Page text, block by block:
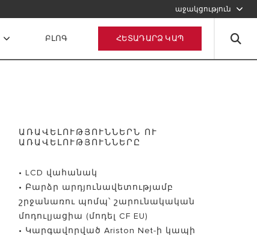
աջակցություն
ՈՒՂԱՐԿԵՔ ՄԵԶ ԷԼ. ՆԱՄԱԿ ՈՒՂԱՐԿԵՔ ՀԱՐՑՈՒՄ
ԲԼՈԳ ՀԵՏԱԴԱՐՁ ԿԱՊ
ԱՌԱՎԵԼՈՒԹՅՈՒՆՆԵՐՆ ՈՒ
ԱՌԱՎԵԼՈՒԹՅՈՒՆՆԵՐԸ
• LCD վահանակ
• Բարձր արդյունավետությամբ
շրջանառու պոմպ՝ շարունակական
մոդուլյացիա (մոդել CF EU)
• Կարգավորված Ariston Net-ի կապի